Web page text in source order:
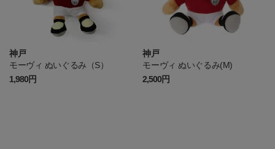
神戸
モーヴィ ぬいぐるみ（S）
1,980円
神戸
モーヴィ ぬいぐるみ(M)
2,500円